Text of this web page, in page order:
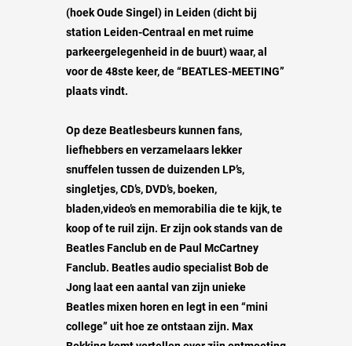
(hoek Oude Singel) in Leiden (dicht bij
station Leiden-Centraal en met ruime
parkeergelegenheid in de buurt) waar, al
voor de 48ste keer, de “BEATLES-MEETING”
plaats vindt.
Op deze Beatlesbeurs kunnen fans,
liefhebbers en verzamelaars lekker
snuffelen tussen de duizenden LP’s,
singletjes, CD’s, DVD’s, boeken,
bladen,video’s en memorabilia die te kijk, te
koop of te ruil zijn. Er zijn ook stands van de
Beatles Fanclub en de Paul McCartney
Fanclub. Beatles audio specialist Bob de
Jong laat een aantal van zijn unieke
Beatles mixen horen en legt in een “mini
college” uit hoe ze ontstaan zijn. Max